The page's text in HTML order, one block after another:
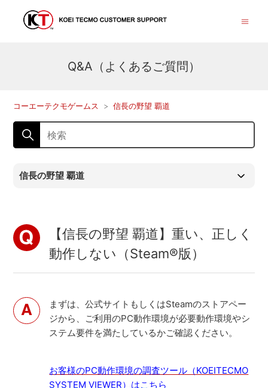
Q&A（よくあるご質問）
コーエーテクモゲームス 信長の野望 覇道
信長の野望 覇道
【信長の野望 覇道】重い、正しく
動作しない（Steam®版）
まずは、公式サイトもしくはSteamのストアペー
ジから、ご利用のPC動作環境が必要動作環境やシ
ステム要件を満たしているかご確認ください。
お客様のPC動作環境の調査ツール（KOEITECMO
SYSTEM VIEWER）はこちら